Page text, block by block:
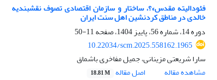
فئودالیته مقدس»؟، ساختار و سازمان اقتصادی تصوف نقشبندیه
خالدی در مناطق کردنشین اهل سنت ایران
دوره 14، شماره 56، پاییز 1404، صفحه
11-50
10.22034/scm.2025.558162.1965
سارا شریعتی مزینانی، جمیل مفاخری باشماق
مشاهده مقاله
اصل مقاله 18.81 M